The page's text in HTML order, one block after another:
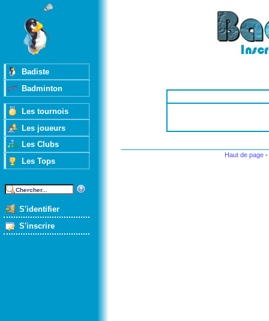
Badiste
Badminton
Les tournois
Les joueurs
Les Clubs
Les Tops
S'identifier
S'inscrire
Haut de page